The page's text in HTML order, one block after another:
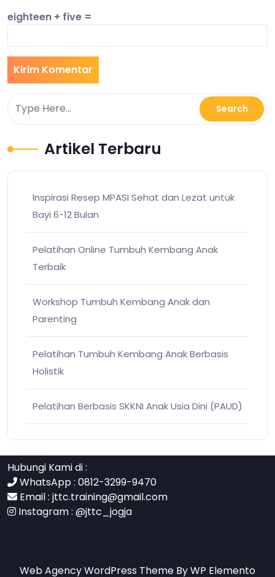
eighteen + five =
Artikel Terbaru
Inspirasi Resep MPASI Sehat dan Lezat untuk
Bayi 6-12 Bulan
Pelatihan Online Tumbuh Kembang Anak
Terbaik
Workshop Tumbuh Kembang Anak dan
Parenting
Pelatihan Tumbuh Kembang Anak Berbasis
Holistik
Pelatihan Berbasis SKKNI Anak Usia Dini (PAUD)
Hubungi Kami di :
WhatsApp : 0812-3299-9470
Email : jttc.training@gmail.com
Instagram : @jttc_jogja
Web Agency WordPress Theme By WP Elemento